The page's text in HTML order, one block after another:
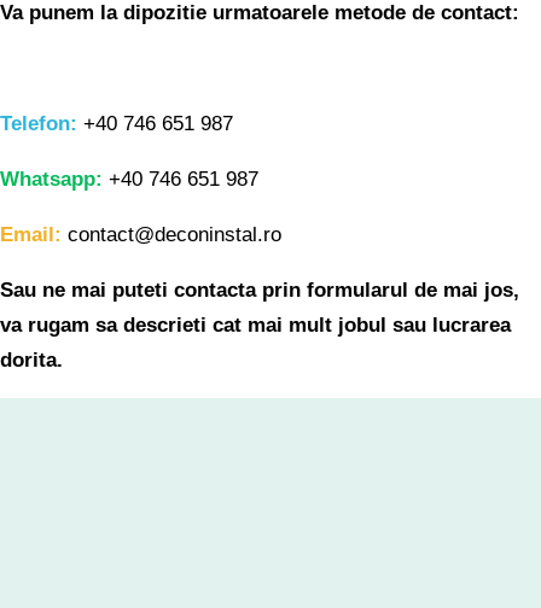
Va punem la dipozitie urmatoarele metode de contact:
Telefon: +40 746 651 987
Whatsapp: +40 746 651 987
Email: contact@deconinstal.ro
Sau ne mai puteti contacta prin formularul de mai jos,
va rugam sa descrieti cat mai mult jobul sau lucrarea
dorita.